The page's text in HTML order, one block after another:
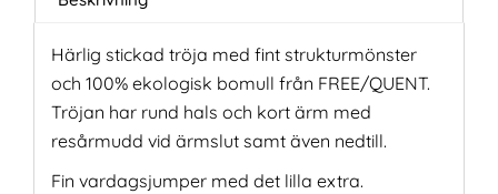
Härlig stickad tröja med fint strukturmönster
och 100% ekologisk bomull från FREE/QUENT.
Tröjan har rund hals och kort ärm med
resårmudd vid ärmslut samt även nedtill.
Fin vardagsjumper med det lilla extra.